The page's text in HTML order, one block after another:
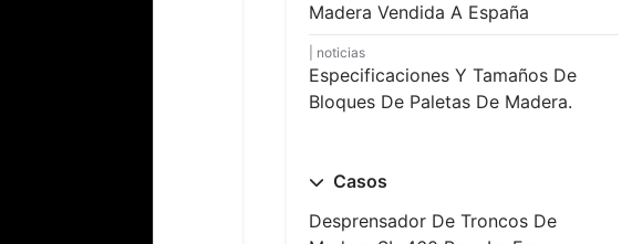
Madera Vendida A España
noticias
Especificaciones Y Tamaños De
Bloques De Paletas De Madera.
Casos
Desprensador De Troncos De